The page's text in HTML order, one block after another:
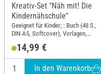
Kreativ-Set "Näh mit! Die
Kindernähschule"
Geeignet für Kinder; : Buch (48 S.,
DIN A5, Softcover), Vorlagen,
Nähmaschinenführerschein, Stoff
für ein Modell, Filz, Stecknadeln,
Textilstift; DIN Format A5
14,99 €
In den Warenkorb